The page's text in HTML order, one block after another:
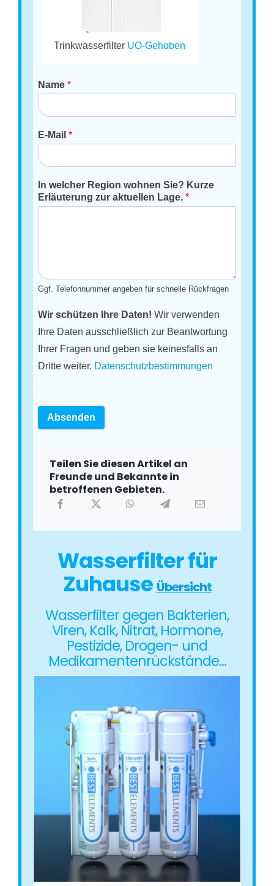
Trinkwasserfilter UO-Gehoben
Name*
E-Mail*
In welcher Region wohnen Sie? Kurze
Erläuterung zur aktuellen Lage.*
Ggf. Telefonnummer angeben für schnelle Rückfragen
Wir schützen Ihre Daten! Wir verwenden
Ihre Daten ausschließlich zur Beantwortung
Ihrer Fragen und geben sie keinesfalls an
Dritte weiter. Datenschutzbestimmungen
Absenden
Teilen Sie diesen Artikel an
Freunde und Bekannte in
betroffenen Gebieten.
Wasserfilter für
ZuhauseÜbersicht
Wasserfilter gegen Bakterien,
Viren, Kalk, Nitrat, Hormone,
Pestizide, Drogen- und
Medikamentenrückstände…